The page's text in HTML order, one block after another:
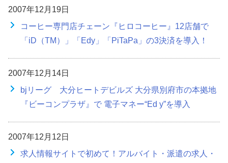
2007年12月19日
コーヒー専門店チェーン『ヒロコーヒー』12店舗で
「iD（TM）」「Edy」「PiTaPa」の3決済を導入！
2007年12月14日
bjリーグ 大分ヒートデビルズ 大分県別府市の本拠地
『ビーコンプラザ』で 電子マネー“Ed y”を導入
2007年12月12日
求人情報サイトで初めて！アルバイト・派遣の求人・